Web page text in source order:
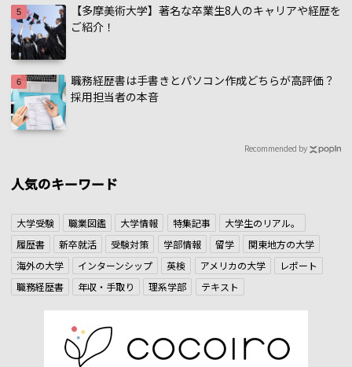
【多摩美術大学】著名な卒業生8人のキャリアや経歴を
ご紹介！
職務経歴書は手書きとパソコン作成どちらが高評価？
採用担当者の本音
Recommended by
人気のキーワード
大学受験 職業図鑑 大学情報 特集記事
大学生のリアル。
履歴書
新卒就活 受験対策 学部情報 留学
関東地方の大学
海外の大学
インターンシップ 英検 アメリカの大学
レポート
職務経歴書
年収・手取り 理系学部 テキスト